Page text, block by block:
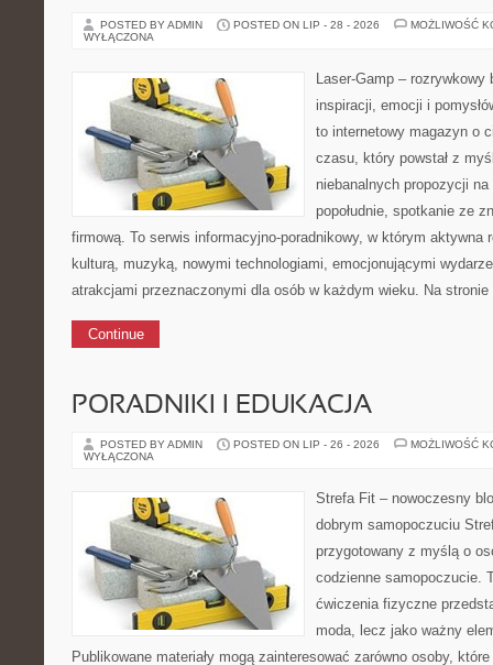
POSTED BY ADMIN POSTED ON LIP - 28 - 2026
MOŻLIWOŚĆ
WYŁĄCZONA
Laser-Gamp – rozrywkowy
inspiracji, emocji i
to internetowy magazyn o
czasu, który powstał z
niebanalnych propozycji
popołudnie, spotkanie ze
firmową. To serwis informacyjno-poradnikowy, w którym aktywna
kulturą, muzyką, nowymi technologiami, emocjonującymi
atrakcjami przeznaczonymi dla osób w każdym wieku. Na
Continue
PORADNIKI I EDUKACJA
POSTED BY ADMIN POSTED ON LIP - 26 - 2026
MOŻLIWOŚĆ
WYŁĄCZONA
Strefa Fit – nowoczesny
dobrym samopoczuciu
przygotowany z myślą o
codzienne samopoczucie.
ćwiczenia fizyczne
moda, lecz jako ważny
Publikowane materiały mogą zainteresować zarówno osoby,